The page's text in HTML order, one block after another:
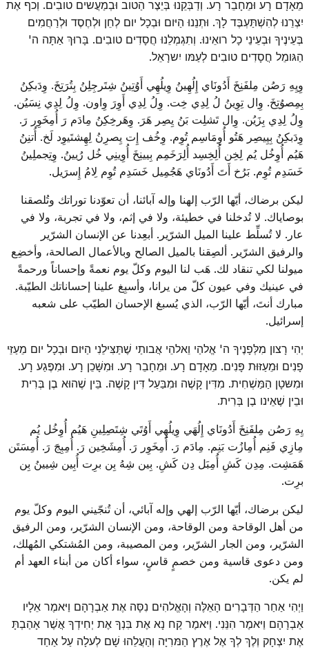
מֵאָדָם רָע וּמֵחָבֵר רָע. וְדַבְּקֵנוּ בְּיֵצֶר הַטוב וּבְמַעֲשים טובִים. וְכף אֶת
יִצְרֵנוּ לְהִשְׁתַּעְבֶּד לָךְ. וּתְנֵנוּ הַיּום וּבְכָל יום לְחֵן וּלְחֶסֶד וּלְרַחֲמִים
בְּעֵינֶיךָ וּבְעֵינֵי כָל רואֵינוּ. וְתִגְמְלֵנוּ חֲסָדִים טובִים. בָּרוּךְ אַתָּה ה'
הַגּומֵל חֲסָדִים טובִים לְעַמּו יִשרָאֵל.
وِيِهِ رَصُن مِلفَنِخَ أَدُونَاي إِلُهِينُ وِيلُهِي أَوُتِينُ شِتَرجِلِنُ بِتُرَتِخَ. وِدَبكِنُ
بِمِصوُتِخَ. وِال تِوِينُ لُ لِدِي خِت. وِلُ لِدِي أَوِرَ وِاون. وِلُ لِدِي نِسَيُن.
وِلُ لِدِي بِزَيُن. وِال تَشلِت بَنُ يِصِر هَرَ. وِهَرخِكِنُ مِادَم رَ أُمِخَوِر رَ.
وِدَبكِنُ بِيِيصِر هَتُو أُوِمَاسِم تُوِم. وِخُف إِت يِصرِنُ لِهِشتَيوِد لَخ. أُتنِنُ
هَيُم أُوِخُل يُم لِخِن أُلِخِسِد أُلِرَخَمِم بِيينِخَ أُوِينِي خُل رُيينُ. وِتِجملِينُ
خَسَدِم تُوِم. بَرُخ أَتَ أَدُونَاي هَجُمِيل خَسَدِم تُوِم لِامُ إِسرَيل.
ليكن برضاك، أيّها الرّب إلهنا وإله آبائنا، أن تعوّدنا توراتك وتُلصقنا
بوصاياك. لا تُدخلنا في خطيئة، ولا في إثم، ولا في تجربة، ولا في
عار. لا تُسلِّط علينا الميل الشرّير. أبعِدنا عن الإنسان الشرّير
والرفيق الشرّير. ألصِقنا بالميل الصالح وبالأعمال الصالحة، وأخضِع
ميولنا لكي تنقاد لك. هَب لنا اليوم وكلّ يوم نعمةً وإحساناً ورحمةً
في عينيك وفي عيون كلّ من يرانا، وأسبِغ علينا إحساناتك الطيّبة.
مبارك أنتَ، أيّها الرّب، الذي يُسبغ الإحسان الطيّب على شعبه
إسرائيل.
יְהִי רָצון מִלְּפָנֶיךָ ה' אֱלהַי וֵאלהֵי אֲבותַי שֶׁתַּצִּילֵנִי הַיּום וּבְכָל יום מֵעַזֵּי
פָנִים וּמֵעַזּוּת פָּנִים. מֵאָדָם רָע. וּמֵחָבֵר רָע. וּמִשָּׁכֵן רָע. וּמִפֶּגַע רָע.
וּמִשּטָן הַמַּשְׁחִית. מִדִּין קָשֶׁה וּמִבַּעַל דִּין קָשֶׁה. בֵּין שֶׁהוּא בֶן בְּרִית
וּבֵין שֶׁאֵינו בֶן בְּרִית.
يِهِ رَصُن مِلفَنِخَ أَدُونَاي إِلُهَي وِيلُهِي أَوُتَي شِتَصِلِينِ هَيُم أُوِخُل يُم
مِازِي فَنِم أُمِازُت بَنِم. مِادَم رَ. أُمِخَوِر رَ. أُمِشَخِين رَ. أُمِبِجَ رَ. أُمِسَتَن
هَمَشِت. مِدِن كَشِ أُمِبَل دِن كَشِ. بِين شِهُ بِن برِت أُبِين شِيينُ بِن
برِت.
ليكن برضاك، أيّها الرّب إلهي وإله آبائي، أن تُنجّيني اليوم وكلّ يوم
من أهل الوقاحة ومن الوقاحة، ومن الإنسان الشرّير، ومن الرفيق
الشرّير، ومن الجار الشرّير، ومن المصيبة، ومن المُشتكي المُهلك،
ومن دعوى قاسية ومن خصمٍ قاسٍ، سواء أكان من أبناء العهد أم
لم يكن.
וַיְהִי אַחַר הַדְּבָרִים הָאֵלֶּה וְהָאֱלהִים נִסָּה אֶת אַבְרָהָם וַיּאמֶר אֵלָיו
אַבְרָהָם וַיּאמֶר הִנֵּנִי. וַיּאמֶר קַח נָא אֶת בִּנְךָ אֶת יְחִידְךָ אֲשֶׁר אָהַבְתָּ
אֶת יִצְחָק וְלֶךְ לְךָ אֶל אֶרֶץ הַמּרִיָּה וְהַעֲלֵהוּ שָׁם לְעלָה עַל אַחַד